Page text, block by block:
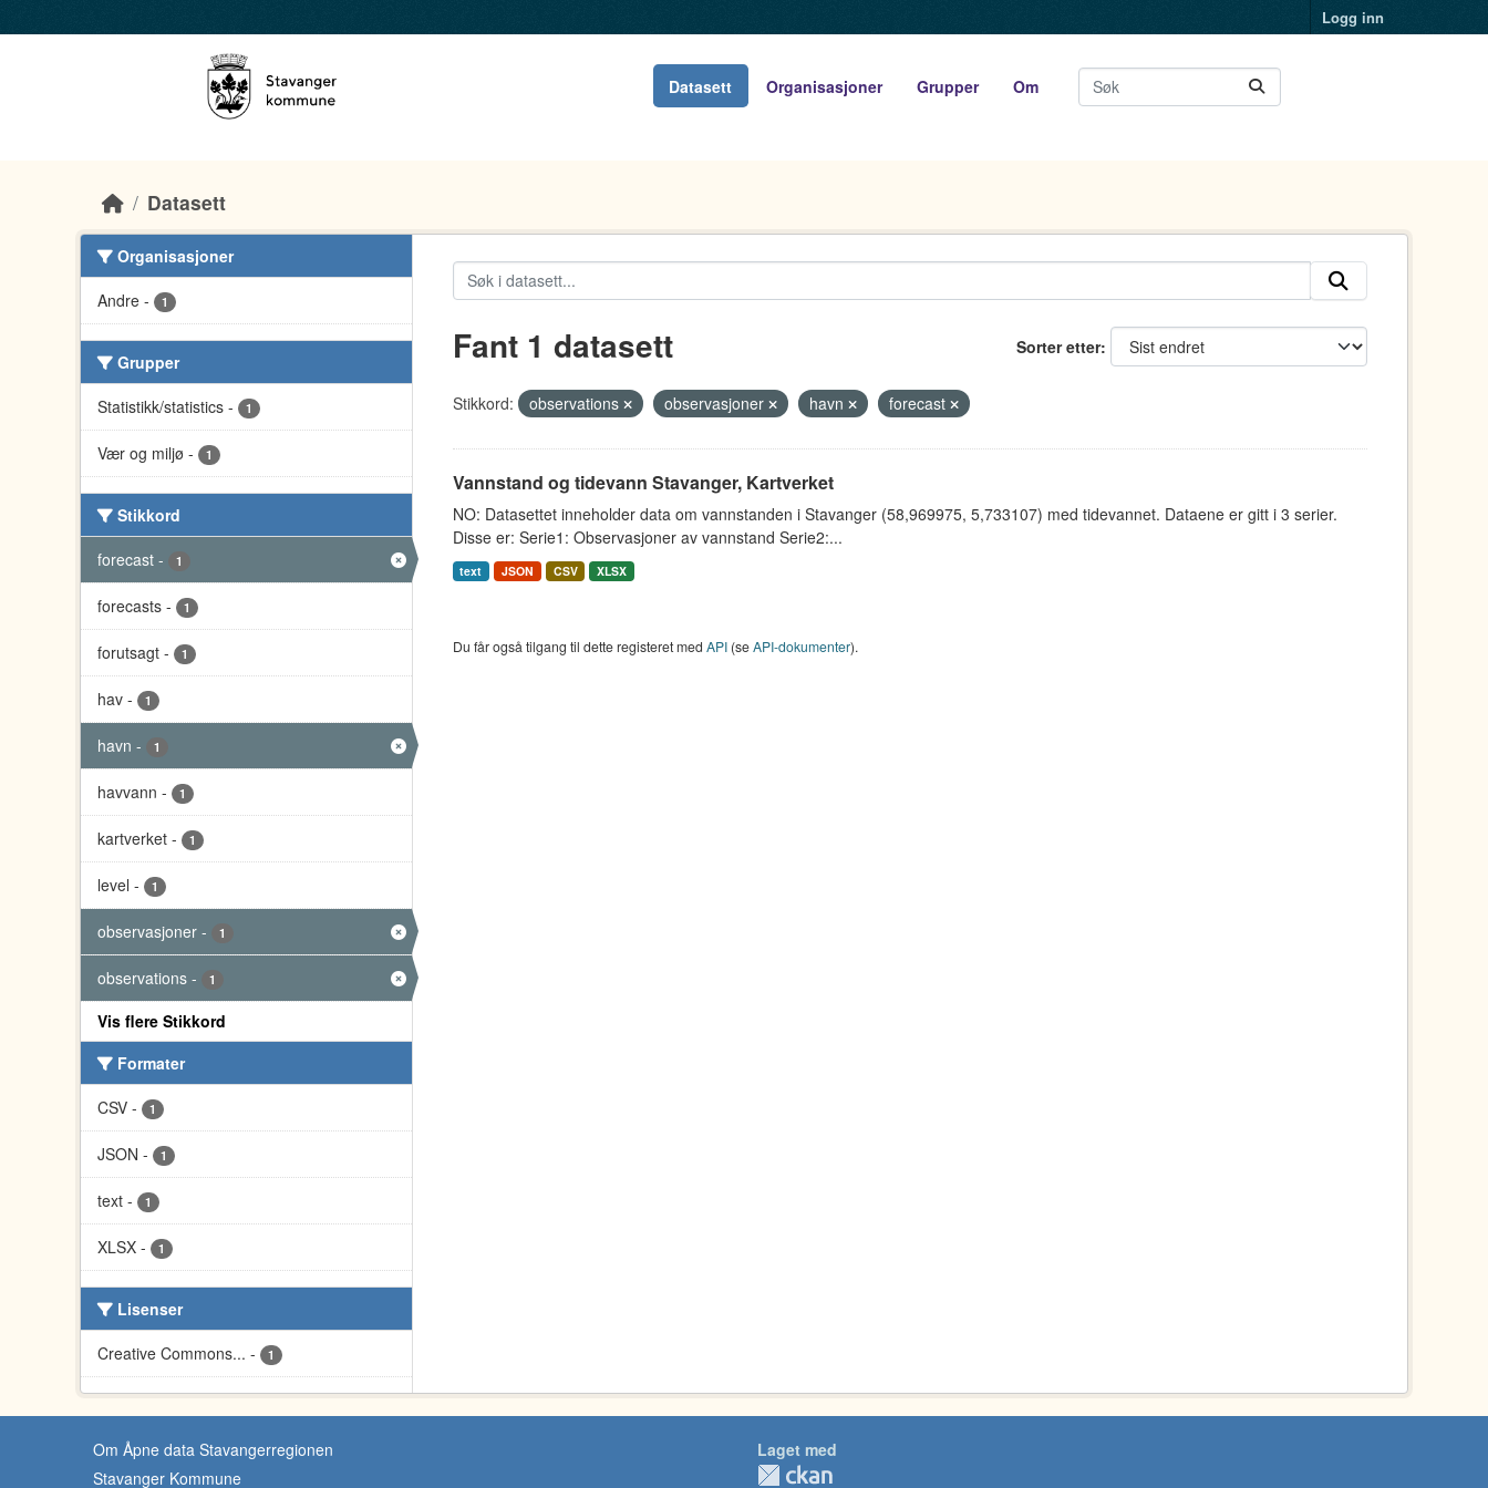
Logg inn
Datasett Organisasjoner Grupper Om
Datasett
Organisasjoner
Andre - 1
Grupper
Statistikk/statistics - 1
Vær og miljø - 1
Stikkord
forecast - 1
forecasts - 1
forutsagt - 1
hav - 1
havn - 1
havvann - 1
kartverket - 1
level - 1
observasjoner - 1
observations - 1
Vis flere Stikkord
Formater
CSV - 1
JSON - 1
text - 1
XLSX - 1
Lisenser
Creative Commons... - 1
Sorter etter
Fant 1 datasett
Stikkord: observations observasjoner havn forecast
Vannstand og tidevann Stavanger, Kartverket
NO: Datasettet inneholder data om vannstanden i Stavanger (58,969975, 5,733107) med tidevannet. Dataene er gitt i 3 serier.
Disse er: Serie1: Observasjoner av vannstand Serie2:...
text JSON CSV XLSX
Du får også tilgang til dette registeret med API(seAPI-dokumenter).
Om Åpne data Stavangerregionen
Stavanger Kommune
Laget med